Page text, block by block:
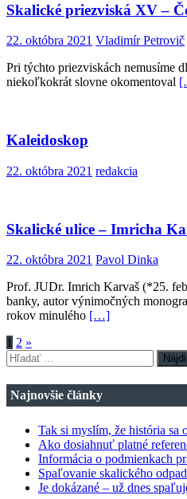
Skalické priezviská XV –
22. októbra 2021 Vladimír Petrovič
Pri týchto priezviskách nemusíme
niekoľkokrát slovne okomentoval
Kaleidoskop
22. októbra 2021 redakcia
Skalické ulice – Imricha
22. októbra 2021 Pavol Dinka
Prof. JUDr. Imrich Karvaš (*25.
banky, autor výnimočných
rokov minulého […]
Stránkovanie
príspevkov
1 2 »
Hľadať:
Najnovšie články
Tak si myslím, že história sa
Ako dosiahnuť platné
Informácia o podmienkach
Spaľovanie skalického
Je dokázané – už dnes